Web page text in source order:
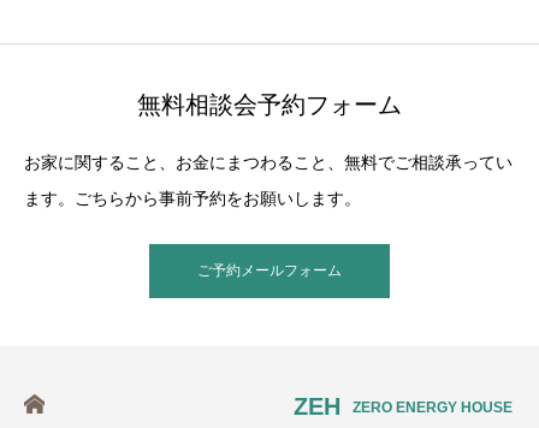
無料相談会予約フォーム
お家に関すること、お金にまつわること、無料でご相談承ってい
ます。ごちらから事前予約をお願いします。
ご予約メールフォーム
ZEH ZERO ENERGY HOUSE